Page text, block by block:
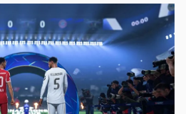
غیرقابل پیش‌بینی و ارگانیک است. شما تلاش
یک تکل را به وضوح خواهید دید، یا شاهد
به پای مدافع خواهید بود. این سطح از
می‌کند و هر مسابقه را به یک داستان